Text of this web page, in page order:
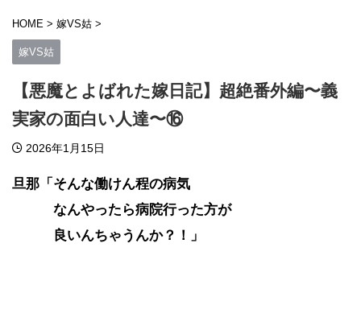
HOME > 嫁VS姑 >
嫁VS姑
【悪魔とよばれた嫁日記】超絶番外編〜義
実家の面白い人達〜⑯
2026年1月15日
旦那「そんな働けん程の病気
なんやったら病院行った方が
良いんちゃうんか？！」